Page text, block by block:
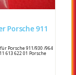
Porsche 911
Porsche 911/930 /964
613 622 01 Porsche